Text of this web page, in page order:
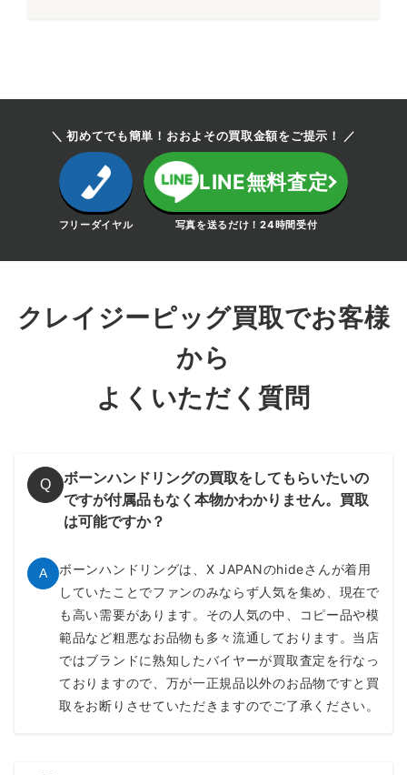
＼ 初めてでも簡単！おおよその買取金額をご提示！ ／
フリーダイヤル
LINE無料査定
写真を送るだけ！24時間受付
クレイジーピッグ買取でお客様
から
よくいただく質問
Q
ボーンハンドリングの買取をしてもらいたいの
ですが付属品もなく本物かわかりません。買取
は可能ですか？
A
ボーンハンドリングは、X JAPANのhideさんが着用
していたことでファンのみならず人気を集め、現在で
も高い需要があります。その人気の中、コピー品や模
範品など粗悪なお品物も多々流通しております。当店
ではブランドに熟知したバイヤーが買取査定を行なっ
ておりますので、万が一正規品以外のお品物ですと買
取をお断りさせていただきますのでご了承ください。